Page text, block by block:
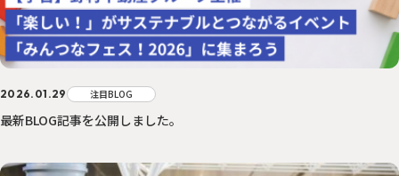
2026.01.29 注目BLOG
最新BLOG記事を公開しました。